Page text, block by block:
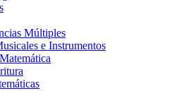
Múltiples
e Instrumentos